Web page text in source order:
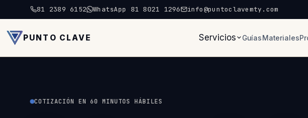
81 2389 6152 WhatsApp 81 8021 1296 info@puntoclavemty.com
PUNTO CLAVE Servicios Guías Materiales
COTIZACIÓN EN 60 MINUTOS HÁBILES